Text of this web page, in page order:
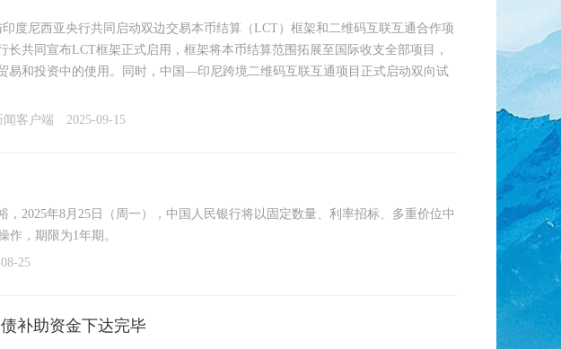
度尼西亚央行共同启动双边交易本币结算（LCT）框架和二维码互联互通合作项
长共同宣布LCT框架正式启用，框架将本币结算范围拓展至国际收支全部项目，
易和投资中的使用。同时，中国—印尼跨境二维码互联互通项目正式启动双向试
闻客户端
2025-09-15
，2025年8月25日（周一），中国人民银行将以固定数量、利率招标、多重价位中
作，期限为1年期。
25
补助资金下达完毕